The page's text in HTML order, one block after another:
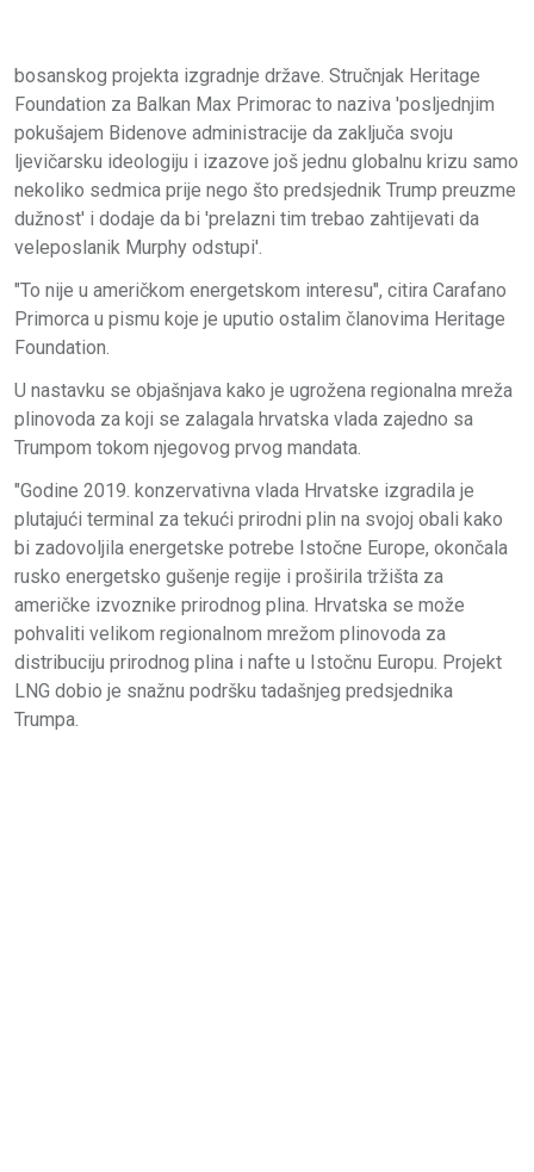
bosanskog projekta izgradnje države. Stručnjak Heritage
Foundation za Balkan Max Primorac to naziva 'posljednjim
pokušajem Bidenove administracije da zaključa svoju
ljevičarsku ideologiju i izazove još jednu globalnu krizu samo
nekoliko sedmica prije nego što predsjednik Trump preuzme
dužnost' i dodaje da bi 'prelazni tim trebao zahtijevati da
veleposlanik Murphy odstupi'.
"To nije u američkom energetskom interesu", citira Carafano
Primorca u pismu koje je uputio ostalim članovima Heritage
Foundation.
U nastavku se objašnjava kako je ugrožena regionalna mreža
plinovoda za koji se zalagala hrvatska vlada zajedno sa
Trumpom tokom njegovog prvog mandata.
"Godine 2019. konzervativna vlada Hrvatske izgradila je
plutajući terminal za tekući prirodni plin na svojoj obali kako
bi zadovoljila energetske potrebe Istočne Europe, okončala
rusko energetsko gušenje regije i proširila tržišta za
američke izvoznike prirodnog plina. Hrvatska se može
pohvaliti velikom regionalnom mrežom plinovoda za
distribuciju prirodnog plina i nafte u Istočnu Europu. Projekt
LNG dobio je snažnu podršku tadašnjeg predsjednika
Trumpa.